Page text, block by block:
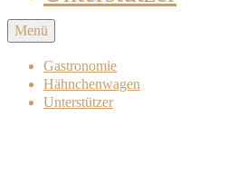
Menü
Gastronomie
Hähnchenwagen
Unterstützer